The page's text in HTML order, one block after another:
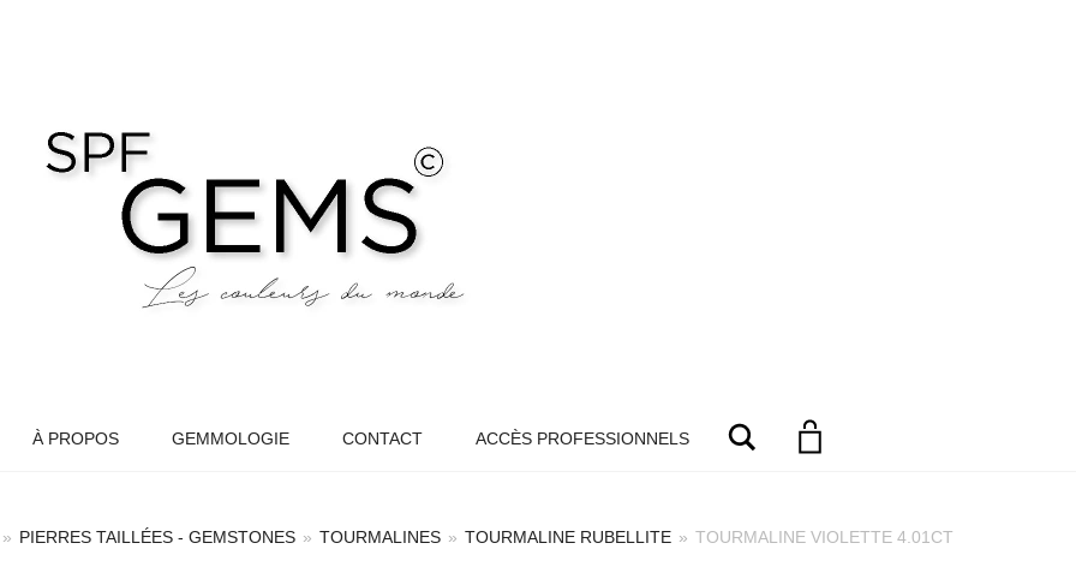
À PROPOS GEMMOLOGIE CONTACT ACCÈS PROFESSIONNELS Search
» PIERRES TAILLÉES - GEMSTONES » TOURMALINES » TOURMALINE RUBELLITE » TOURMALINE VIOLETTE 4.01CT